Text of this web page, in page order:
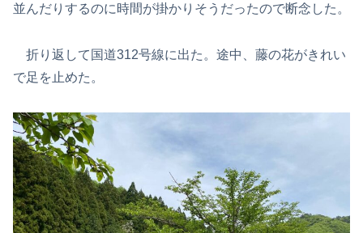
並んだりするのに時間が掛かりそうだったので断念した。
折り返して国道312号線に出た。途中、藤の花がきれい
で足を止めた。